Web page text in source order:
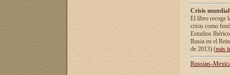
Crisis
El libro recoge
crisis como
Estudios
Rusia en el
de 2013) (más